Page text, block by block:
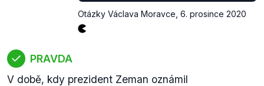
Otázky Václava Moravce 6. prosince 2020
PRAVDA
V době, kdy prezident Zeman oznámil